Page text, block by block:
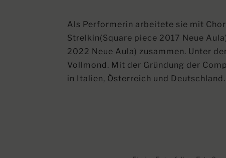
Als Performerin arbeitete sie mit
Strelkin(Square piece 2017 Neue
2022 Neue Aula) zusammen. Unter
Vollmond. Mit der Gründung der
in Italien, Österreich und Deutschland.